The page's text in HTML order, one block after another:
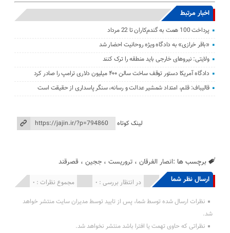
اخبار مرتبط
پرداخت 100 همت به گندم‌کاران تا 22 مرداد
«باقر خرازی» به دادگاه ویژه روحانیت احضار شد
ولایتی: نیرو‌های خارجی باید منطقه را ترک کنند
دادگاه آمریکا دستور توقف ساخت سالن ۴۰۰ میلیون دلاری ترامپ را صادر کرد
قالیباف: قلم، امتداد شمشیر عدالت و رسانه، سنگر پاسداری از حقیقت است
لینک کوتاه
برچسب ها :انصار الفرقان ،تروریست ،ججین ، قصرقند
ارسال نظر شما مجموع نظرات : 0 در انتظار بررسی : 0 انتشار یافته : 0
نظرات ارسال شده توسط شما، پس از تایید توسط مدیران سایت منتشر خواهد
شد.
نظراتی که حاوی تهمت یا افترا باشد منتشر نخواهد شد.